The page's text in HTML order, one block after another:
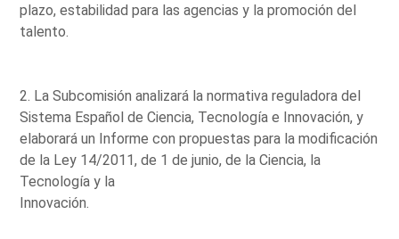
plazo, estabilidad para las agencias y la promoción del
talento.
2. La Subcomisión analizará la normativa reguladora del
Sistema Español de Ciencia, Tecnología e Innovación, y
elaborará un Informe con propuestas para la modificación
de la Ley 14/2011, de 1 de junio, de la Ciencia, la
Tecnología y la
Innovación.